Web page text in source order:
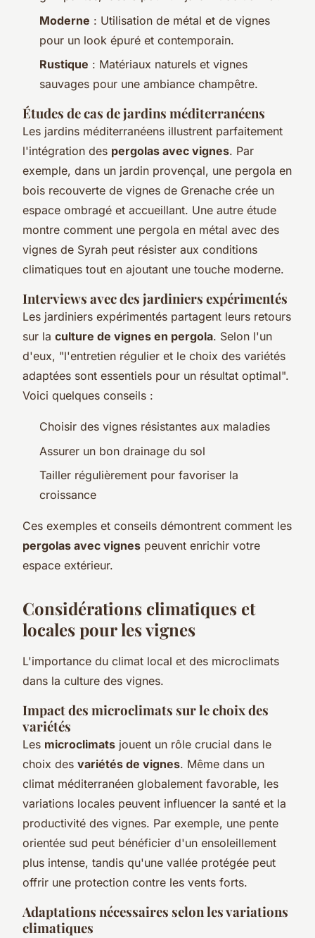
Moderne : Utilisation de métal et de vignes
pour un look épuré et contemporain.
Rustique : Matériaux naturels et vignes
sauvages pour une ambiance champêtre.
Études de cas de jardins méditerranéens
Les jardins méditerranéens illustrent parfaitement
l'intégration des pergolas avec vignes. Par
exemple, dans un jardin provençal, une pergola en
bois recouverte de vignes de Grenache crée un
espace ombragé et accueillant. Une autre étude
montre comment une pergola en métal avec des
vignes de Syrah peut résister aux conditions
climatiques tout en ajoutant une touche moderne.
Interviews avec des jardiniers expérimentés
Les jardiniers expérimentés partagent leurs retours
sur la culture de vignes en pergola. Selon l'un
d'eux, "l'entretien régulier et le choix des variétés
adaptées sont essentiels pour un résultat optimal".
Voici quelques conseils :
Choisir des vignes résistantes aux maladies
Assurer un bon drainage du sol
Tailler régulièrement pour favoriser la
croissance
Ces exemples et conseils démontrent comment les
pergolas avec vignes peuvent enrichir votre
espace extérieur.
Considérations climatiques et
locales pour les vignes
L'importance du climat local et des microclimats
dans la culture des vignes.
Impact des microclimats sur le choix des
variétés
Les microclimats jouent un rôle crucial dans le
choix des variétés de vignes. Même dans un
climat méditerranéen globalement favorable, les
variations locales peuvent influencer la santé et la
productivité des vignes. Par exemple, une pente
orientée sud peut bénéficier d'un ensoleillement
plus intense, tandis qu'une vallée protégée peut
offrir une protection contre les vents forts.
Adaptations nécessaires selon les variations
climatiques